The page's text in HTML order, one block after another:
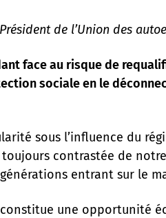
de l’Union des
face au risque de
sociale en le
sous l’influence du
contrastée de
entrant sur le
une opportunité